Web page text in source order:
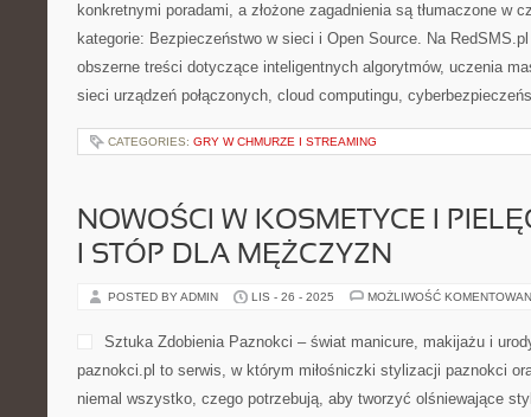
konkretnymi poradami, a złożone zagadnienia są tłumaczone w
kategorie: Bezpieczeństwo w sieci i Open Source. Na
obszerne treści dotyczące inteligentnych algorytmów, uczenia
sieci urządzeń połączonych, cloud computingu,
CATEGORIES: GRY W CHMURZE I STREAMING
NOWOŚCI W KOSMETYCE I
I STÓP DLA MĘŻCZYZN
POSTED BY ADMIN LIS - 26 - 2025 MOŻLIWOŚĆ
Sztuka Zdobienia Paznokci – świat manicure, makijażu i
paznokci.pl to serwis, w którym miłośniczki stylizacji paznokci
niemal wszystko, czego potrzebują, aby tworzyć olśniewające